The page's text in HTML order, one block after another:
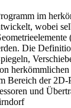
im
wobei
Die
Bereich der
und